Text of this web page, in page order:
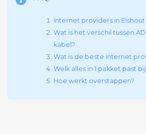
Internet providers in
Wat is het verschil tussen
kabel?
Wat is de beste internet
Welk alles in 1 pakket past
Hoe werkt overstappen?